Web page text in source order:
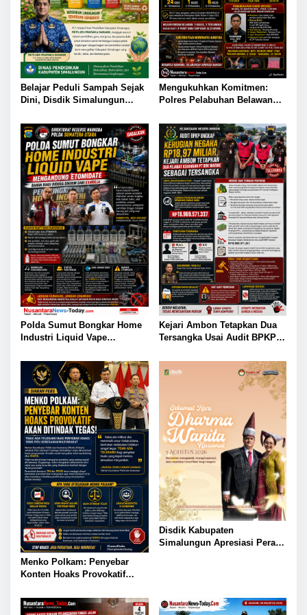
Belajar Peduli Sampah Sejak
Dini, Disdik Simalungun
Berwawasan Lingkungan
Mengukuhkan Komitmen:
Polres Pelabuhan Belawan
Amankan 37 Tersangka
Polda Sumut Bongkar Home
Industri Liquid Vape
Diduga dari Kamboja
Kejari Ambon Tetapkan Dua
Tersangka Usai Audit BPKP
Rp18,97 Miliar di PT Dok
Waiame
Menko Polkam: Penyebar
Konten Hoaks Provokatif
Disdik Kabupaten
Simalungun Apresiasi Peran